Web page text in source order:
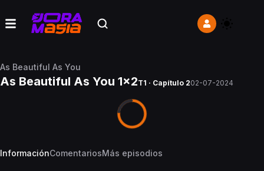
As Beautiful As You
As Beautiful As You 1x2T1 · Capítulo 202-07-2024
InformaciónComentariosMás episodios